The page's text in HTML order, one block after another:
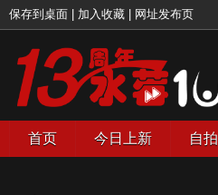
保存到桌面 加入收藏 网址发布页
首页 今日上新 自拍